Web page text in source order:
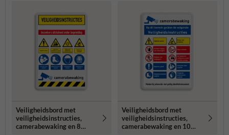
Veiligheidsbord met
veiligheidsinstructies,
camerabewaking en 8
Veiligheidsbord met
veiligheidsinstructies,
camerabewaking en 10